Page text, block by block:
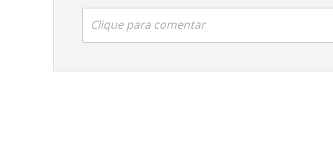
Clique para comentar